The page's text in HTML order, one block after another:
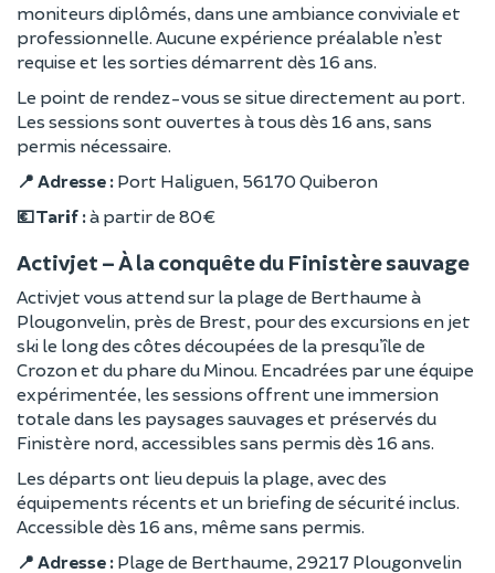
moniteurs diplômés, dans une ambiance conviviale et
professionnelle. Aucune expérience préalable n’est
requise et les sorties démarrent dès 16 ans.
Le point de rendez-vous se situe directement au port.
Les sessions sont ouvertes à tous dès 16 ans, sans
permis nécessaire.
📍 Adresse : Port Haliguen, 56170 Quiberon
💶 Tarif :à partir de 80 €
Activjet – À la conquête du Finistère sauvage
Activjet vous attend sur la plage de Berthaume à
Plougonvelin, près de Brest, pour des excursions en jet
ski le long des côtes découpées de la presqu’île de
Crozon et du phare du Minou. Encadrées par une équipe
expérimentée, les sessions offrent une immersion
totale dans les paysages sauvages et préservés du
Finistère nord, accessibles sans permis dès 16 ans.
Les départs ont lieu depuis la plage, avec des
équipements récents et un briefing de sécurité inclus.
Accessible dès 16 ans, même sans permis.
📍 Adresse : Plage de Berthaume, 29217 Plougonvelin